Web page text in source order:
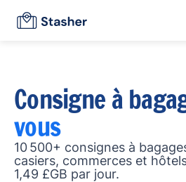
Consigne à
vous
10 500+ consignes à
casiers, commerces et
1,49 £GB par jour.